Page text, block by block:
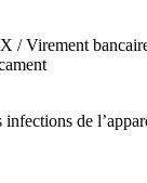
/ Virement
de